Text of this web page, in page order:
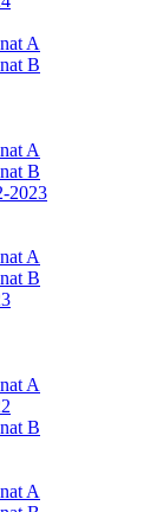
A
B
A
B
2023
A
B
A
B
A